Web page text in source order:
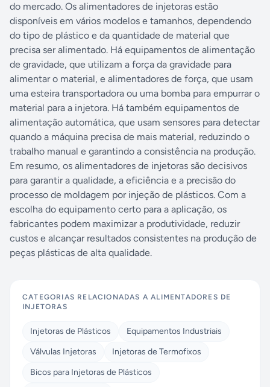
do mercado. Os alimentadores de injetoras estão
disponíveis em vários modelos e tamanhos, dependendo
do tipo de plástico e da quantidade de material que
precisa ser alimentado. Há equipamentos de alimentação
de gravidade, que utilizam a força da gravidade para
alimentar o material, e alimentadores de força, que usam
uma esteira transportadora ou uma bomba para empurrar o
material para a injetora. Há também equipamentos de
alimentação automática, que usam sensores para detectar
quando a máquina precisa de mais material, reduzindo o
trabalho manual e garantindo a consistência na produção.
Em resumo, os alimentadores de injetoras são decisivos
para garantir a qualidade, a eficiência e a precisão do
processo de moldagem por injeção de plásticos. Com a
escolha do equipamento certo para a aplicação, os
fabricantes podem maximizar a produtividade, reduzir
custos e alcançar resultados consistentes na produção de
peças plásticas de alta qualidade.
CATEGORIAS RELACIONADAS AALIMENTADORES DE
INJETORAS
Injetoras de Plásticos
Equipamentos Industriais
Válvulas Injetoras
Injetoras de Termofixos
Bicos para Injetoras de Plásticos